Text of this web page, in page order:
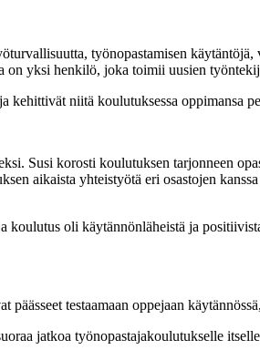
työnopastamisen
on yksi henkilö, joka toimii uusien
niitä koulutuksessa oppimansa
Susi korosti koulutuksen tarjonneen
aikaista yhteistyötä eri osastojen
koulutus oli käytännönläheistä ja
testaamaan oppejaan
jatkoa työnopastajakoulutukselle